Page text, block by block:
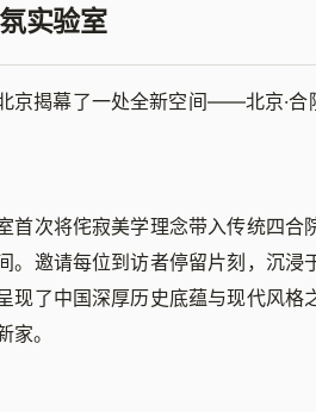
实验室
京揭幕了一处全新空间——北京·
首次将侘寂美学理念带入传统四
。邀请每位到访者停留片刻，沉
现了中国深厚历史底蕴与现代风
。